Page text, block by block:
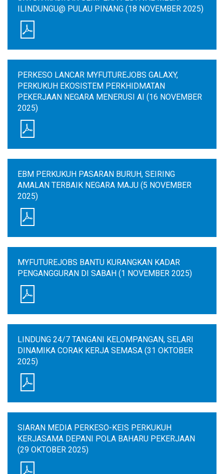
ILINDUNGU@ PULAU PINANG (18 NOVEMBER 2025)
PERKESO LANCAR MYFUTUREJOBS GALAXY,
PERKUKUH EKOSISTEM PERKHIDMATAN
PEKERJAAN NEGARA MENERUSI AI (16 NOVEMBER
2025)
EBM PERKUKUH PASARAN BURUH, SEIRING
AMALAN TERBAIK NEGARA MAJU (5 NOVEMBER
2025)
MYFUTUREJOBS BANTU KURANGKAN KADAR
PENGANGGURAN DI SABAH (1 NOVEMBER 2025)
LINDUNG 24/7 TANGANI KELOMPANGAN, SELARI
DINAMIKA CORAK KERJA SEMASA (31 OKTOBER
2025)
SIARAN MEDIA PERKESO-KEIS PERKUKUH
KERJASAMA DEPANI POLA BAHARU PEKERJAAN
(29 OKTOBER 2025)